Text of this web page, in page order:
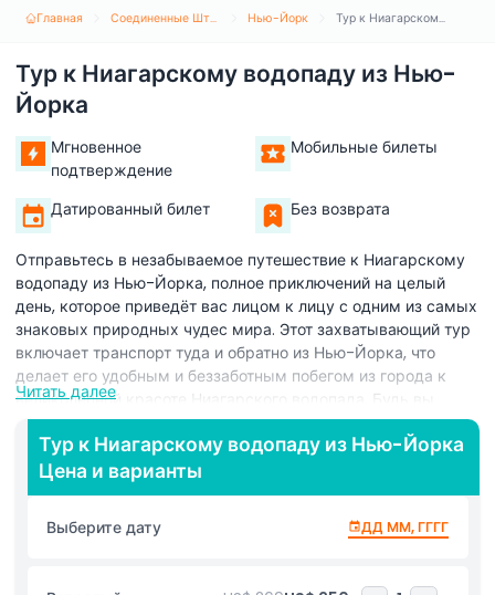
Главная Соединенные Штаты Америки Нью-Йорк Тур к Ниагарскому водопаду из Нью-Йорка
Тур к Ниагарскому водопаду из Нью-
Йорка
Мгновенное
подтверждение
Мобильные билеты
Датированный билет Без возврата
Отправьтесь в незабываемое путешествие к Ниагарскому
водопаду из Нью-Йорка, полное приключений на целый
день, которое приведёт вас лицом к лицу с одним из самых
знаковых природных чудес мира. Этот захватывающий тур
включает транспорт туда и обратно из Нью-Йорка, что
делает его удобным и беззаботным побегом из города к
великолепной красоте Ниагарского водопада. Будь вы
любителем природы, фотографом или просто ищете опыт,
который бывает раз в жизни, этот однодневный тур подарит
незабываемые виды и воспоминания. Ваше путешествие
начинается с живописной поездки в Государственный парк
Ниагарского водопада, где вы услышите оглушительный рев
и туманный брызг могучего водопада. Главной
легендарном круизном корабле Maid of the Mist (сезонно),
Читать далее
Тур к Ниагарскому водопаду из Нью-Йорка
Цена и варианты
Выберите дату ДД ММ, ГГГГ